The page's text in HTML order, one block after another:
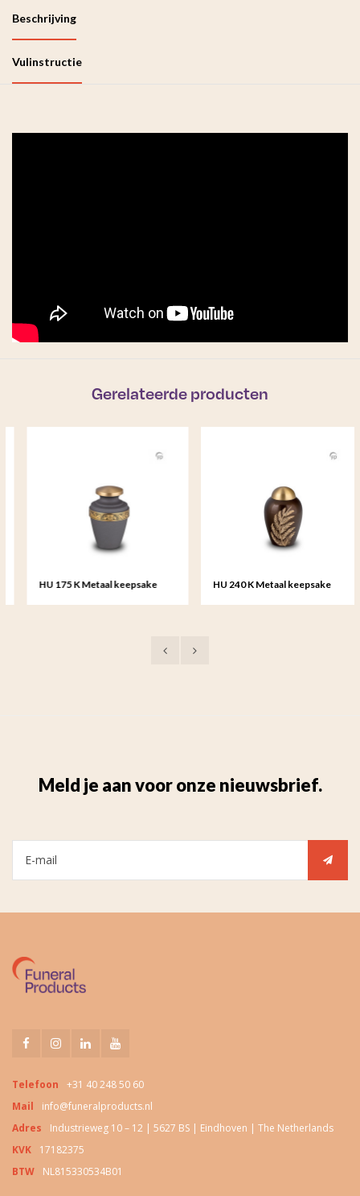
Beschrijving
Vulinstructie
Gerelateerde producten
HU 175 K Metaal keepsake HU 240 K Metaal keepsake
Meld je aan voor onze nieuwsbrief.
Telefoon
+31 40 248 50 60
Mail
info@funeralproducts.nl
Adres
Industrieweg 10 – 12 | 5627 BS | Eindhoven | The Netherlands
KVK
17182375
BTW
NL815330534B01